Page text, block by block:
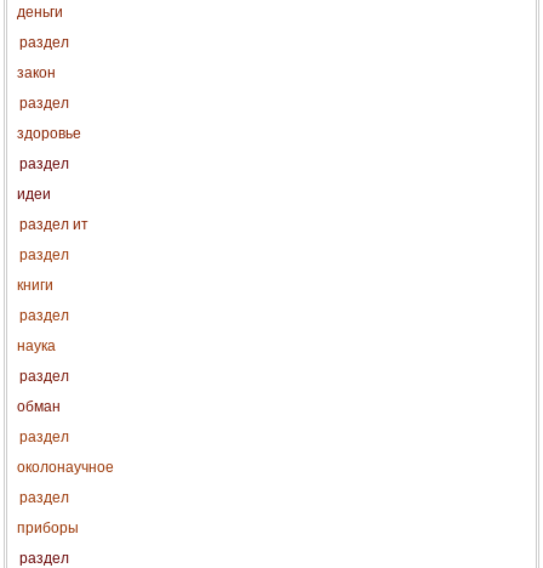
деньги
раздел
закон
раздел
здоровье
раздел
идеи
раздел ит
раздел
книги
раздел
наука
раздел
обман
раздел
околонаучное
раздел
приборы
раздел